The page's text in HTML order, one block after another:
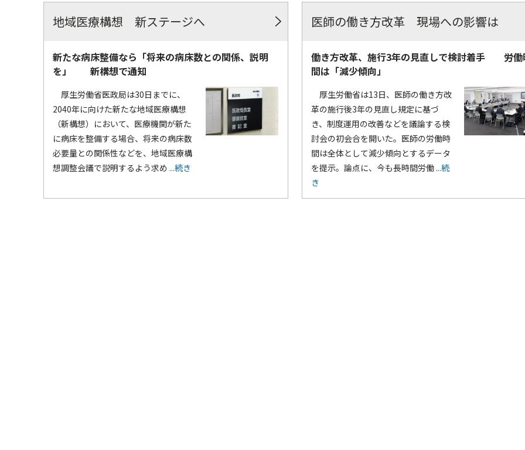
地域医療構想 新ステージへ
新たな病床整備なら「将来の病床数との関係、説明
を」 新構想で通知
厚生労働省医政局は30日までに、
2040年に向けた新たな地域医療構想
（新構想）において、医療機関が新た
に病床を整備する場合、将来の病床数
必要量との関係性などを、地域医療構
想調整会議で説明するよう求め ...続き
医師の働き方改革 現場への影響は
働き方改革、施行3年の見直しで検討着手 労働
間は「減少傾向」
厚生労働省は13日、医師の働き方改
革の施行後3年の見直し規定に基づ
き、制度運用の改善などを議論する検
討会の初会合を開いた。医師の労働時
間は全体として減少傾向とするデータ
を提示。論点に、今も長時間労働...続
き